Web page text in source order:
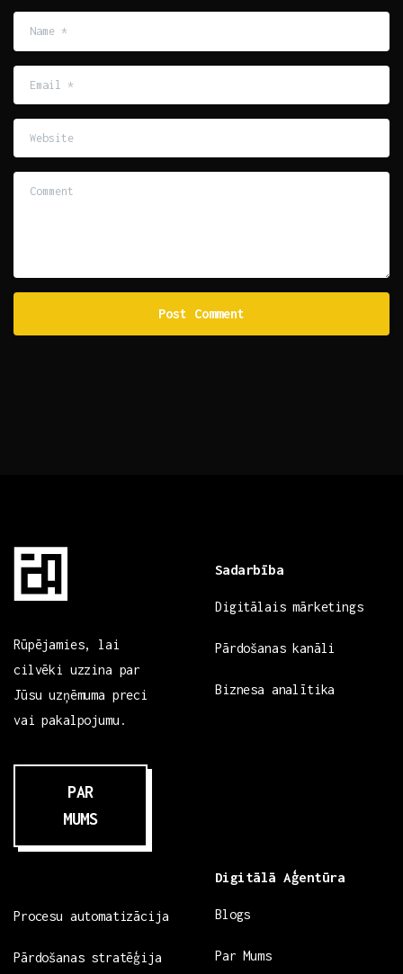
*
Website
Rūpējamies, lai
cilvēki uzzina par
Jūsu uzņēmuma preci
vai pakalpojumu.
PAR
MUMS
Sadarbība
Digitālais mārketings
Pārdošanas kanāli
Biznesa analītika
Procesu automatizācija
Pārdošanas stratēģija
Digitālā Aģentūra
Blogs
Par Mums